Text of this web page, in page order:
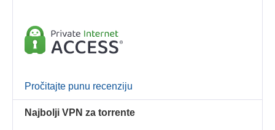
Pročitajte punu recenziju
Najbolji VPN za torrente